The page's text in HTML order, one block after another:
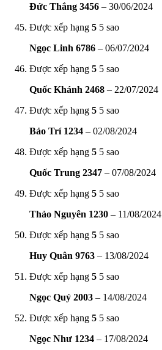
Đức Thắng 3456 – 30/06/2024
Được xếp hạng 5 5 sao
Ngọc Linh 6786 – 06/07/2024
Được xếp hạng 5 5 sao
Quốc Khánh 2468 – 22/07/2024
Được xếp hạng 5 5 sao
Bảo Trí 1234 – 02/08/2024
Được xếp hạng 5 5 sao
Quốc Trung 2347 – 07/08/2024
Được xếp hạng 5 5 sao
Thảo Nguyên 1230 – 11/08/2024
Được xếp hạng 5 5 sao
Huy Quân 9763 – 13/08/2024
Được xếp hạng 5 5 sao
Ngọc Quý 2003 – 14/08/2024
Được xếp hạng 5 5 sao
Ngọc Như 1234 – 17/08/2024